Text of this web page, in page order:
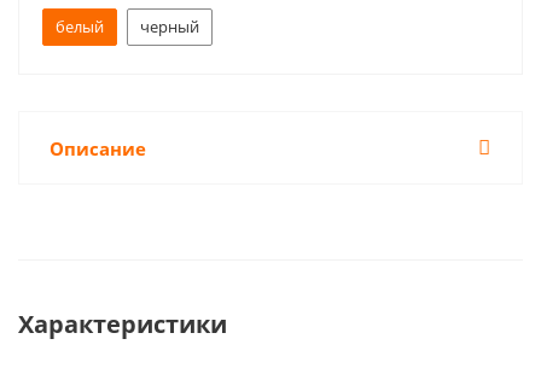
белый
черный
Описание
Характеристики